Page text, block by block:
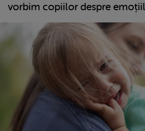
vorbim copiilor despre